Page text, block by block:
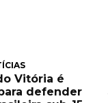
Vitória é
defender